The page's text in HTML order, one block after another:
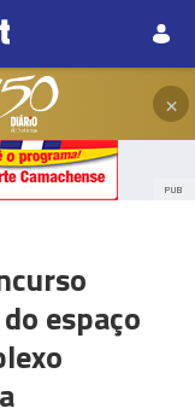
×
PUB
espaço